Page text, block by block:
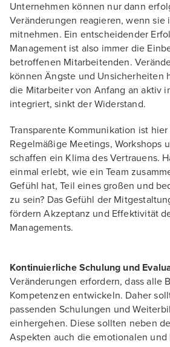
Unternehmen können nur dann
Veränderungen reagieren, wenn sie
mitnehmen. Ein entscheidender
Management ist also immer die
betroffenen Mitarbeitenden.
können Ängste und Unsicherheiten
die Mitarbeiter von Anfang an aktiv
integriert, sinkt der Widerstand.
Transparente Kommunikation ist
Regelmäßige Meetings, Workshops
schaffen ein Klima des Vertrauens.
einmal erlebt, wie ein Team
Gefühl hat, Teil eines großen und
zu sein? Das Gefühl der
fördern Akzeptanz und Effektivität
Managements.
Kontinuierliche Schulung und
Veränderungen erfordern, dass alle
Kompetenzen entwickeln. Daher
passenden Schulungen und
einhergehen. Diese sollten neben
Aspekten auch die emotionalen und